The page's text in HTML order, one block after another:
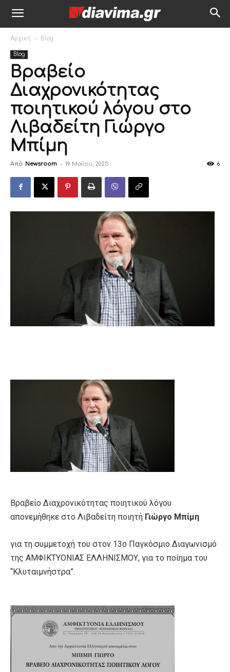
Αρχική Blog
Blog
Βραβείο
Διαχρονικότητας
ποιητικού λόγου στο
Λιβαδείτη Γιώργο
Μπίμη
Από Newsroom - 19 Μαΐου, 2025 6
Βραβείο Διαχρονικότητας ποιητικού λόγου
απονεμήθηκε στο Λιβαδείτη ποιητή Γιώργο Μπίμη
για τη συμμετοχή του στον 13ο Παγκόσμιο Διαγωνισμό
της ΑΜΦΙΚΤΥΟΝΙΑΣ ΕΛΛΗΝΙΣΜΟΥ, για το ποίημα του
“Κλυταιμνήστρα”.